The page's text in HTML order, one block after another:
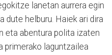
lanetan aurrera egin
dute helburu. Haiek ari dira
eta abentura polita izaten
primerako laguntzailea